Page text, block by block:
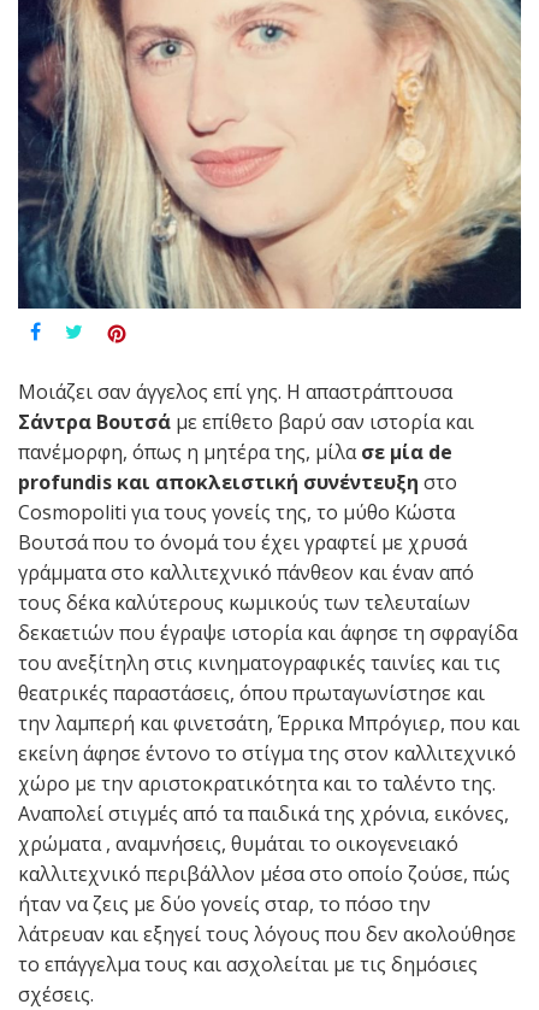
Μοιάζει σαν άγγελος επί γης. Η απαστράπτουσα
Σάντρα Βουτσά με επίθετο βαρύ σαν ιστορία και
πανέμορφη, όπως η μητέρα της, μίλασε μία de
profundis και αποκλειστική συνέντευξη στο
Cosmopoliti για τους γονείς της, το μύθο Κώστα
Βουτσά που το όνομά του έχει γραφτεί με χρυσά
γράμματα στο καλλιτεχνικό πάνθεον και έναν από
τους δέκα καλύτερους κωμικούς των τελευταίων
δεκαετιών που έγραψε ιστορία και άφησε τη σφραγίδα
του ανεξίτηλη στις κινηματογραφικές ταινίες και τις
θεατρικές παραστάσεις, όπου πρωταγωνίστησε και
την λαμπερή και φινετσάτη, Έρρικα Μπρόγιερ, που και
εκείνη άφησε έντονο το στίγμα της στον καλλιτεχνικό
χώρο με την αριστοκρατικότητα και το ταλέντο της.
Αναπολεί στιγμές από τα παιδικά της χρόνια, εικόνες,
χρώματα , αναμνήσεις, θυμάται το οικογενειακό
καλλιτεχνικό περιβάλλον μέσα στο οποίο ζούσε, πώς
ήταν να ζεις με δύο γονείς σταρ, το πόσο την
λάτρευαν και εξηγεί τους λόγους που δεν ακολούθησε
το επάγγελμα τους και ασχολείται με τις δημόσιες
σχέσεις.